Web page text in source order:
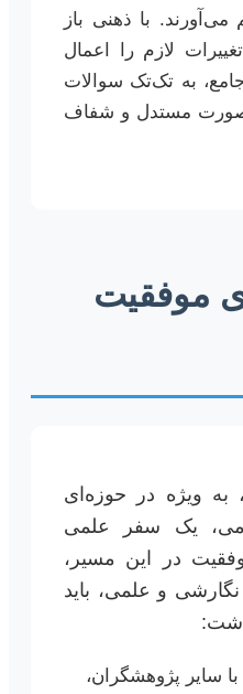
با ذهنی باز
لازم را اعمال
به تک‌تک سوالات
صورت مستدل و شفاف
موفقیت
به ویژه در حوزه‌ای
یک سفر علمی
در این مسیر،
و علمی، باید
با سایر پژوهشگران،